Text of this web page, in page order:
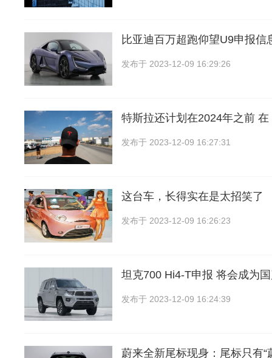
比亚迪百万超跑仰望U9申报信
发布于 2023-12-09 16:29:26
特斯拉还计划在2024年之前
发布于 2023-12-09 16:27:31
这台车，长得实在是太招笑了
发布于 2023-12-09 16:26:23
坦克700 Hi4-T申报 将会成为
发布于 2023-12-09 16:24:39
蔚来全新尾标现身：尾标只有“